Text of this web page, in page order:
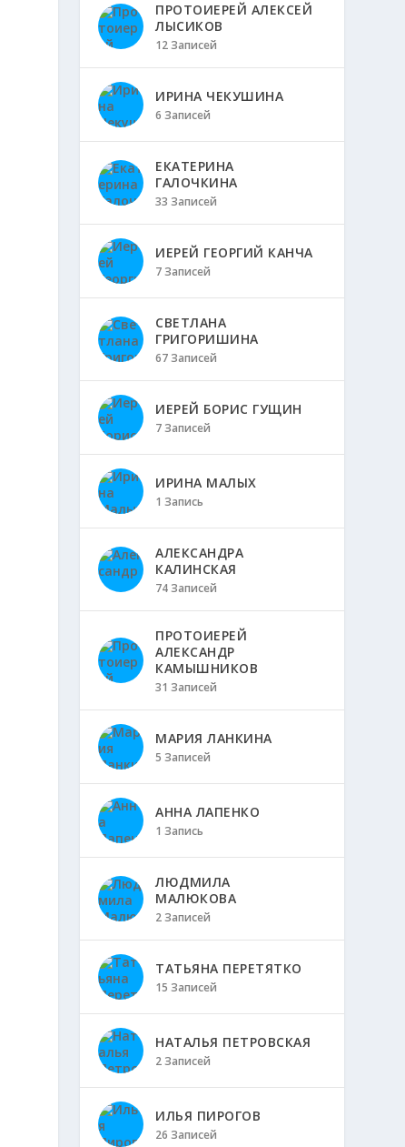
ПРОТОИЕРЕЙ АЛЕКСЕЙ
ЛЫСИКОВ
12 Записей
ИРИНА ЧЕКУШИНА
6 Записей
ЕКАТЕРИНА
ГАЛОЧКИНА
33 Записей
ИЕРЕЙ ГЕОРГИЙ КАНЧА
7 Записей
СВЕТЛАНА
ГРИГОРИШИНА
67 Записей
ИЕРЕЙ БОРИС ГУЩИН
7 Записей
ИРИНА МАЛЫХ
1 Запись
АЛЕКСАНДРА
КАЛИНСКАЯ
74 Записей
ПРОТОИЕРЕЙ
АЛЕКСАНДР
КАМЫШНИКОВ
31 Записей
МАРИЯ ЛАНКИНА
5 Записей
АННА ЛАПЕНКО
1 Запись
ЛЮДМИЛА
МАЛЮКОВА
2 Записей
ТАТЬЯНА ПЕРЕТЯТКО
15 Записей
НАТАЛЬЯ ПЕТРОВСКАЯ
2 Записей
ИЛЬЯ ПИРОГОВ
26 Записей